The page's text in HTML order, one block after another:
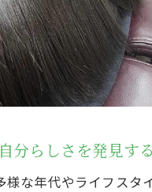
納
あ
分らしさを発見す
様な年代やライフス